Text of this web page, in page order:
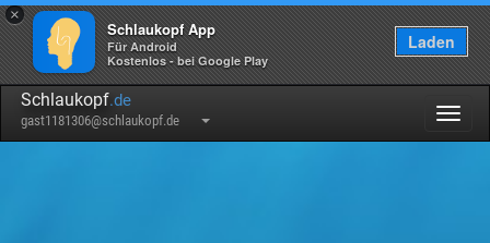
×
Schlaukopf App
Für Android
Kostenlos - bei Google Play
Laden
Schlaukopf.de
gast1181306@schlaukopf.de